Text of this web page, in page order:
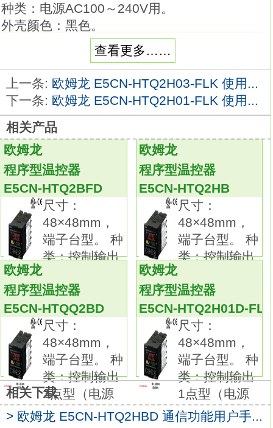
种类：电源AC100～240V用。
外壳颜色：黑色。
控制输出1：输出单元方式。
控制输出2：输出单元方式。
控制模式：标准或加热冷却欧姆龙E5CN-
HTQ2H03D-FLK手册。
辅助输出点数：2点。
加热器断线、 SSR故障检测功能：单相或三相
加热器用检测功能。
事件输入点数：4点
E5CN-HTQ2H03D-FLK
传送输出：--。
远程SP：4～20mA输入。
通信：--。
新增程序型。
采用最大256段程序容量，较高性价比的新型
液晶，
可视角度、对比度得以提升。
可设定最多8个程序（模式）×32段（步）的程
序。
高分辨率的5位显示/可显示0.01°C。
高速采样周期60ms。
全部机型完整多种（能够热电偶/Pt/模拟输入切
换），1台机器支持多种传感器欧姆龙E5CN-
HTQ2H03D-FLK手册。
还支持远程SP。
查看更多……
上一条: 欧姆龙 E5CN-HTQ2H03-FLK 使用...
下一条: 欧姆龙 E5CN-HTQ2H01-FLK 使用...
相关产品
欧姆龙
程序型温控器
E5CN-HTQ2BFD
尺寸：
48×48mm，
端子台型。 种
类：控制输出
欧姆龙
程序型温控器
E5CN-HTQ2HB
尺寸：
48×48mm，
端子台型。 种
类：控制输出
欧姆龙
程序型温控器
E5CN-HTQQ2BD
尺寸：
48×48mm，
端子台型。 种
类：控制输出
2点型（电源
欧姆龙
程序型温控器
E5CN-HTQ2H01D-FLK
尺寸：
48×48mm，
端子台型。 种
类：控制输出
1点型（电源
相关下载
> 欧姆龙 E5CN-HTQ2HBD 通信功能用户手...